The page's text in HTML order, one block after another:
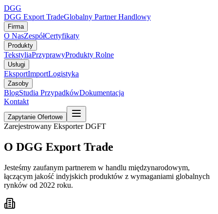
DGG
DGG Export TradeGlobalny Partner Handlowy
Firma
O NasZespółCertyfikaty
Produkty
TekstyliaPrzyprawyProdukty Rolne
Usługi
EksportImportLogistyka
Zasoby
BlogStudia PrzypadkówDokumentacja
Kontakt
Zapytanie Ofertowe
Zarejestrowany Eksporter DGFT
O DGG Export Trade
Jesteśmy zaufanym partnerem w handlu międzynarodowym,
łączącym jakość indyjskich produktów z wymaganiami globalnych
rynków od 2022 roku.